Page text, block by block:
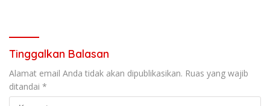
Tinggalkan Balasan
Alamat email Anda tidak akan dipublikasikan. Ruas yang wajib
ditandai *